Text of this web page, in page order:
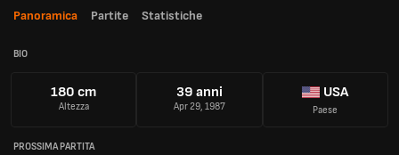
Panoramica Partite Statistiche
BIO
180 cm
Altezza
39 anni
Apr 29, 1987
USA
Paese
PROSSIMA PARTITA